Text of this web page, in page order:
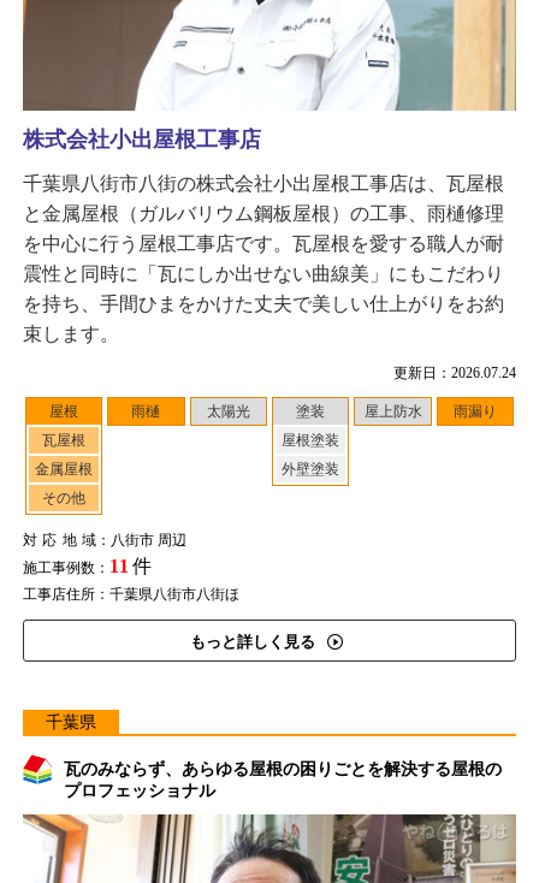
更新日：2026.07.24
屋根
瓦屋根
金属屋根
その他
雨樋 太陽光
塗装
屋根塗装
外壁塗装
屋上防水 雨漏り
対応地域：八街市 周辺
施工事例数： 11 件
工事店住所：千葉県八街市八街ほ
もっと詳しく見る
株式会社小出屋根工事店
千葉県八街市八街の株式会社小出屋根工事店は、瓦屋根
と金属屋根（ガルバリウム鋼板屋根）の工事、雨樋修理
を中心に行う屋根工事店です。瓦屋根を愛する職人が耐
震性と同時に「瓦にしか出せない曲線美」にもこだわり
を持ち、手間ひまをかけた丈夫で美しい仕上がりをお約
束します。
千葉県
瓦のみならず、あらゆる屋根の困りごとを解決する屋根の
プロフェッショナル